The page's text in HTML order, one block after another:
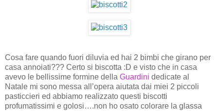
Cosa fare quando fuori diluvia ed hai 2 bimbi che girano per
casa annoiati??? Certo si biscotta :D e visto che in casa
avevo le bellissime formine della Guardini dedicate al
Natale mi sono messa all’opera aiutata dai miei 2 piccoli
pasticcieri ed abbiamo realizzato questi biscotti
profumatissimi e golosi….non ho osato colorare la glassa